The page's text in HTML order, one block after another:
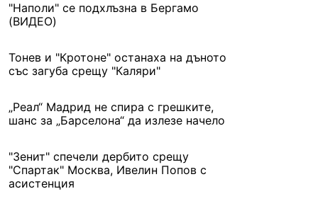
"Наполи" се подхлъзна в Бергамо
(ВИДЕО)
Тонев и "Кротоне" останаха на дъното
със загуба срещу "Каляри"
„Реал“ Мадрид не спира с грешките,
шанс за „Барселона“ да излезе начело
"Зенит" спечели дербито срещу
"Спартак" Москва, Ивелин Попов с
асистенция